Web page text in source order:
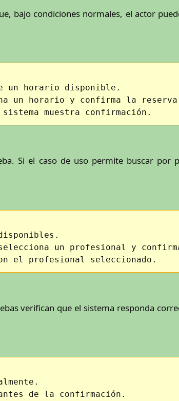
bajo condiciones normales, el actor
un horario disponible.
un horario y confirma la
muestra confirmación.
Si el caso de uso permite buscar por
un profesional y
el profesional seleccionado.
verifican que el sistema responda
de la confirmación.